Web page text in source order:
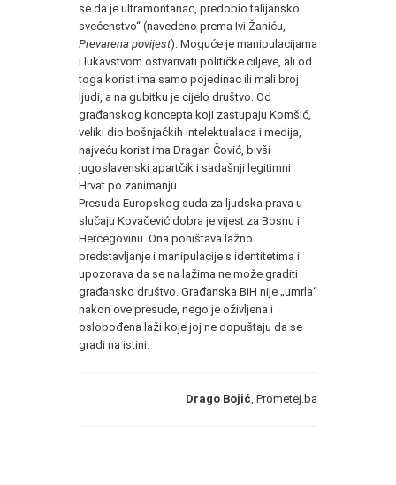
se da je ultramontanac, predobio talijansko
svećenstvo“ (navedeno prema Ivi Žaniću,
Prevarena povijest). Moguće je manipulacijama
i lukavstvom ostvarivati političke ciljeve, ali od
toga korist ima samo pojedinac ili mali broj
ljudi, a na gubitku je cijelo društvo. Od
građanskog koncepta koji zastupaju Komšić,
veliki dio bošnjačkih intelektualaca i medija,
najveću korist ima Dragan Čović, bivši
jugoslavenski apartčik i sadašnji legitimni
Hrvat po zanimanju.
Presuda Europskog suda za ljudska prava u
slučaju Kovačević dobra je vijest za Bosnu i
Hercegovinu. Ona poništava lažno
predstavljanje i manipulacije s identitetima i
upozorava da se na lažima ne može graditi
građansko društvo. Građanska BiH nije „umrla“
nakon ove presude, nego je oživljena i
oslobođena laži koje joj ne dopuštaju da se
gradi na istini.
Drago Bojić , Prometej.ba